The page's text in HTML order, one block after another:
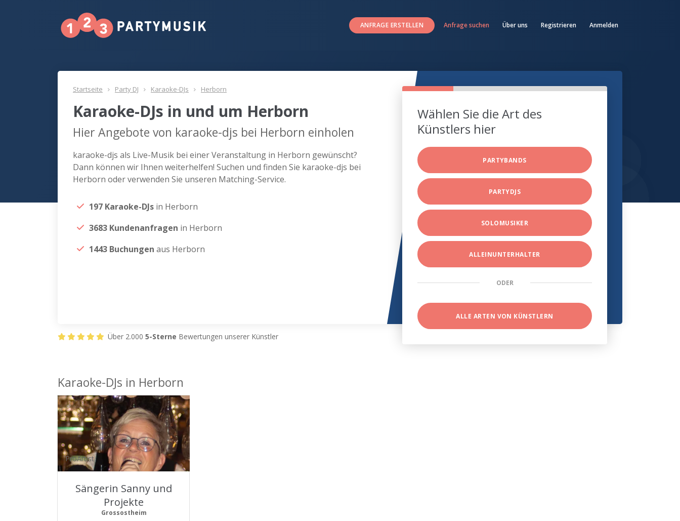
ANFRAGE ERSTELLEN Anfrage suchen Über uns Registrieren Anmelden
Startseite Party DJ Karaoke-DJs Herborn
Karaoke-DJs in und um Herborn
Hier Angebote von karaoke-djs bei Herborn einholen
karaoke-djs als Live-Musik bei einer Veranstaltung in Herborn gewünscht?
Dann können wir Ihnen weiterhelfen! Suchen und finden Sie karaoke-djs bei
Herborn oder verwenden Sie unseren Matching-Service.
197 Karaoke-DJs in Herborn
3683 Kundenanfragen in Herborn
1443 Buchungen aus Herborn
Wählen Sie die Art des
Künstlers hier
PARTYBANDS
PARTYDJS
SOLOMUSIKER
ALLEINUNTERHALTER
ODER
ALLE ARTEN VON KÜNSTLERN
Über 2.000 5-Sterne Bewertungen unserer Künstler
Karaoke-DJs in Herborn
ProArtist
Sängerin Sanny und
Projekte
Grossostheim